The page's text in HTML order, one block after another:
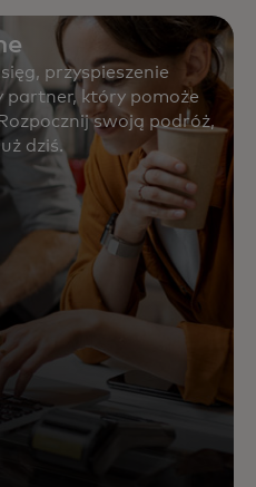
przyspieszenie
partner, który pomoże
swoją podróż,
dziś.